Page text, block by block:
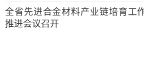
全省先进合金材料产业链培育工
推进会议召开